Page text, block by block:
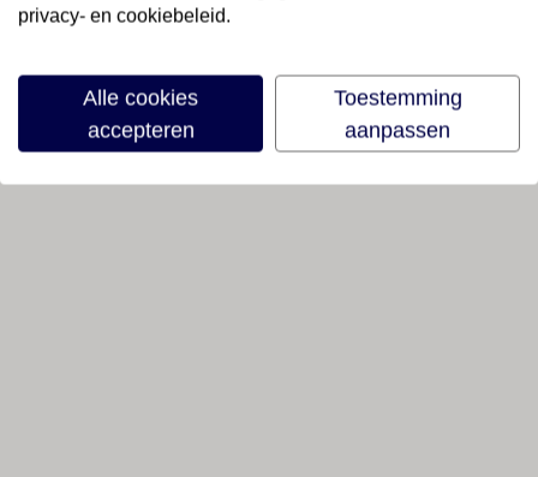
privacy- en cookiebeleid.
Alle cookies
accepteren
Toestemming
aanpassen